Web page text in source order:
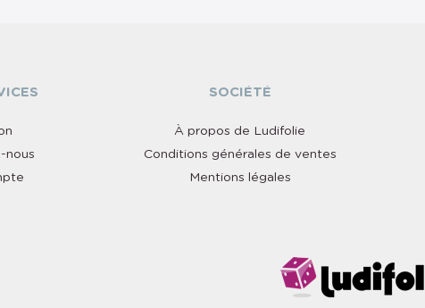
nous
SOCIÉTÉ
À propos de Ludifolie
Conditions générales de ventes
Mentions légales